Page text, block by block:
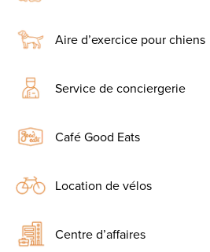
Aire d’exercice pour chiens
Service de conciergerie
Café Good Eats
Location de vélos
Centre d’affaires